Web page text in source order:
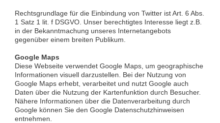
Rechtsgrundlage für die Einbindung von Twitter ist Art. 6 Abs.
1 Satz 1 lit. f DSGVO. Unser berechtigtes Interesse liegt z.B.
in der Bekanntmachung unseres Internetangebots
gegenüber einem breiten Publikum.
Google Maps
Diese Webseite verwendet Google Maps, um geographische
Informationen visuell darzustellen. Bei der Nutzung von
Google Maps erhebt, verarbeitet und nutzt Google auch
Daten über die Nutzung der Kartenfunktion durch Besucher.
Nähere Informationen über die Datenverarbeitung durch
Google können Sie den Google Datenschutzhinweisen
entnehmen.